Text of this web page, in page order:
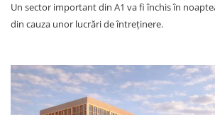
Un sector important din A1 va fi închis în
din cauza unor lucrări de întreținere.